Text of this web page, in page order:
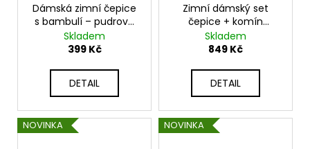
Dámská zimní čepice
s bambulí – pudrově
růžová V6
Skladem
399 Kč
DETAIL
Zimní dámský set
čepice + komín
WOOL-INES
Skladem
849 Kč
DETAIL
NOVINKA NOVINKA